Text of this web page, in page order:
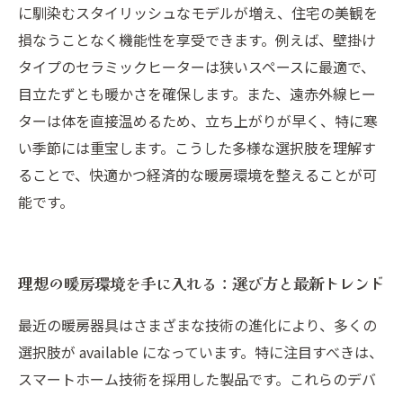
に馴染むスタイリッシュなモデルが増え、住宅の美観を
損なうことなく機能性を享受できます。例えば、壁掛け
タイプのセラミックヒーターは狭いスペースに最適で、
目立たずとも暖かさを確保します。また、遠赤外線ヒー
ターは体を直接温めるため、立ち上がりが早く、特に寒
い季節には重宝します。こうした多様な選択肢を理解す
ることで、快適かつ経済的な暖房環境を整えることが可
能です。
理想の暖房環境を手に入れる：選び方と最新トレンド
最近の暖房器具はさまざまな技術の進化により、多くの
選択肢が available になっています。特に注目すべきは、
スマートホーム技術を採用した製品です。これらのデバ